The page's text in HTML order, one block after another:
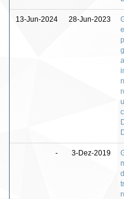
13-Jun-2024 28-Jun-2023
- 3-Dez-2019